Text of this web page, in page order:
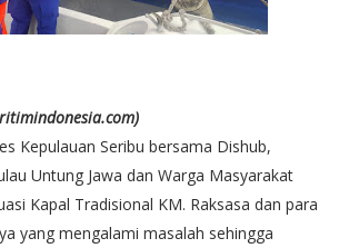
Kepulauan Seribu bersama Dishub,
Untung Jawa dan Warga Masyarakat
Kapal Tradisional KM. Raksasa dan para
yang mengalami masalah sehingga